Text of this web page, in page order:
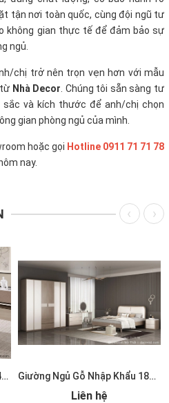
tận nơi toàn quốc, cùng đội ngũ tư
không gian thực tế để đảm bảo sự
ngủ.
chị trở nên trọn vẹn hơn với mẫu
từ Nhà Decor . Chúng tôi sẵn sàng tư
và kích thước để anh/chị chọn
gian phòng ngủ của mình.
hoặc gọi Hotline 0911 71 71 78
nay.
Bàn Trà Nhập Khẩu Cao Cấp 489S
Giường Ngủ Gỗ Nhập Khẩu 185T
Liên hệ